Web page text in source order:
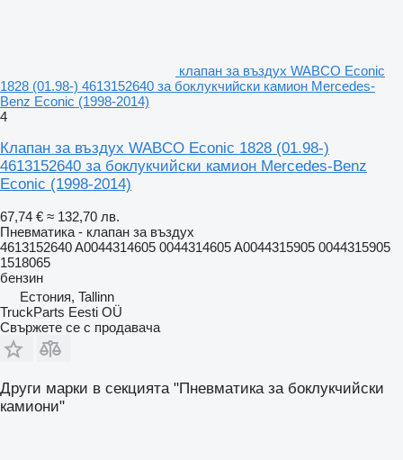
клапан за въздух WABCO Econic
1828 (01.98-) 4613152640 за боклукчийски камион Mercedes-
Benz Econic (1998-2014)
4
Клапан за въздух WABCO Econic 1828 (01.98-)
4613152640 за боклукчийски камион Mercedes-Benz
Econic (1998-2014)
67,74 € ≈ 132,70 лв.
Пневматика - клапан за въздух
4613152640 A0044314605 0044314605 A0044315905 0044315905
1518065
бензин
Естония, Tallinn
TruckParts Eesti OÜ
Свържете се с продавача
Други марки в секцията "Пневматика за боклукчийски
камиони"